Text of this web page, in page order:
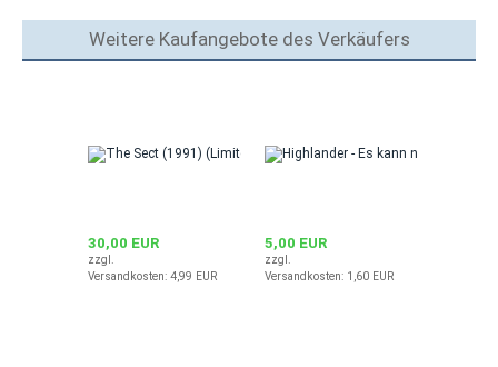
Weitere Kaufangebote des Verkäufers
30,00 EUR
zzgl.
Versandkosten: 4,99 EUR
5,00 EUR
zzgl.
Versandkosten: 1,60 EUR